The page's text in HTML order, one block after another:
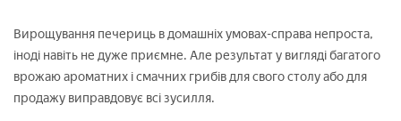
Вирощування печериць в домашніх умовах-справа непроста,
іноді навіть не дуже приємне. Але результат у вигляді багатого
врожаю ароматних і смачних грибів для свого столу або для
продажу виправдовує всі зусилля.